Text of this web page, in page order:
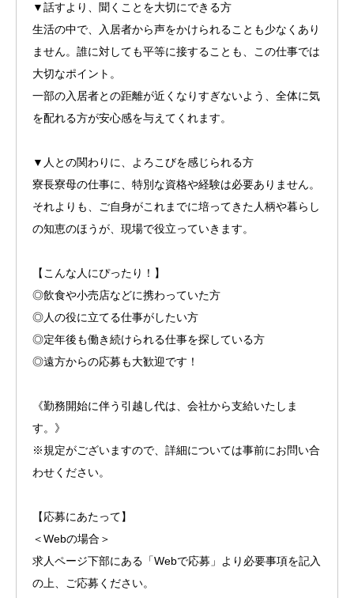
▼話すより、聞くことを大切にできる方
生活の中で、入居者から声をかけられることも少なくあり
ません。誰に対しても平等に接することも、この仕事では
大切なポイント。
一部の入居者との距離が近くなりすぎないよう、全体に気
を配れる方が安心感を与えてくれます。
▼人との関わりに、よろこびを感じられる方
寮長寮母の仕事に、特別な資格や経験は必要ありません。
それよりも、ご自身がこれまでに培ってきた人柄や暮らし
の知恵のほうが、現場で役立っていきます。
【こんな人にぴったり！】
◎飲食や小売店などに携わっていた方
◎人の役に立てる仕事がしたい方
◎定年後も働き続けられる仕事を探している方
◎遠方からの応募も大歓迎です！
《勤務開始に伴う引越し代は、会社から支給いたしま
す。》
※規定がございますので、詳細については事前にお問い合
わせください。
【応募にあたって】
＜Webの場合＞
求人ページ下部にある「Webで応募」より必要事項を記入
の上、ご応募ください。